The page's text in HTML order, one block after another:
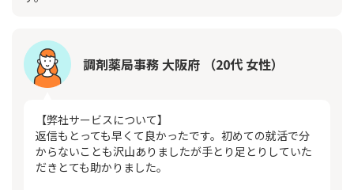
調剤薬局事務 大阪府 （20代 女性）
【弊社サービスについて】
返信もとっても早くて良かったです。初めての就活で分
からないことも沢山ありましたが手とり足とりしていた
だきとても助かりました。